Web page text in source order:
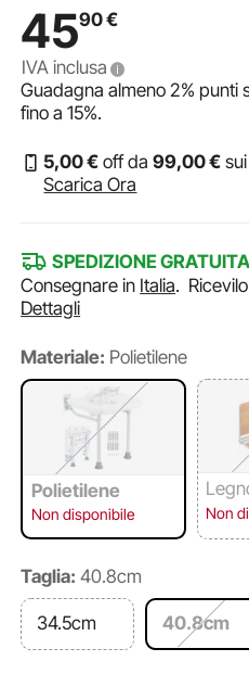
4590€
IVA inclusa
Guadagna almeno2% punti
fino a15%.
5,00€ off da99,00€
Scarica Ora
SPEDIZIONE GRATUITA
Consegnare in Italia.
Dettagli
Materiale: Polietilene
Polietilene
Non disponibile Non
Taglia: 40.8cm
34.5cm 40.8cm